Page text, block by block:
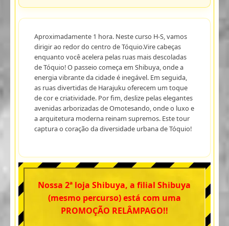
Aproximadamente 1 hora. Neste curso H-S, vamos
dirigir ao redor do centro de Tóquio.Vire cabeças
enquanto você acelera pelas ruas mais descoladas
de Tóquio! O passeio começa em Shibuya, onde a
energia vibrante da cidade é inegável. Em seguida,
as ruas divertidas de Harajuku oferecem um toque
de cor e criatividade. Por fim, deslize pelas elegantes
avenidas arborizadas de Omotesando, onde o luxo e
a arquitetura moderna reinam supremos. Este tour
captura o coração da diversidade urbana de Tóquio!
Nossa 2ª loja Shibuya, a filial Shibuya
(mesmo percurso) está com uma
PROMOÇÃO RELÂMPAGO!!